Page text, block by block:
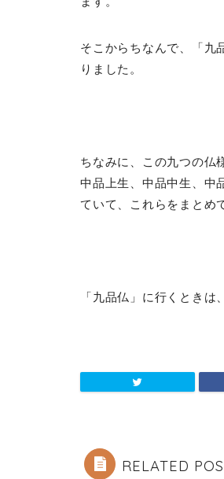
そこからちなんで、「九
りました。
ちなみに、この九つの仏
中品上生、中品中生、中
ていて、これらをまとめ
「九品仏」に行くとき
RELATED